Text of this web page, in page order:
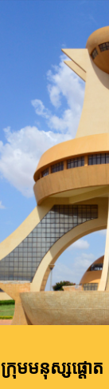
ក្រុមមនុស្សផ្តោត